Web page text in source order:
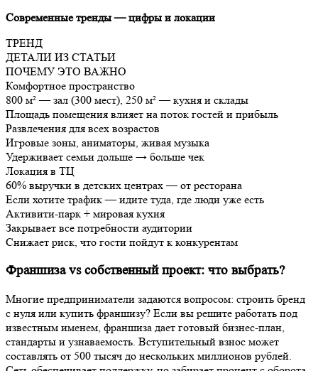
Современные тренды — цифры и локации
ТРЕНД
ДЕТАЛИ ИЗ СТАТЬИ
ПОЧЕМУ ЭТО ВАЖНО
Комфортное пространство
800 м² — зал (300 мест), 250 м² — кухня и склады
Площадь помещения влияет на поток гостей и прибыль
Развлечения для всех возрастов
Игровые зоны, аниматоры, живая музыка
Удерживает семьи дольше → больше чек
Локация в ТЦ
60% выручки в детских центрах — от ресторана
Если хотите трафик — идите туда, где люди уже есть
Активити-парк + мировая кухня
Закрывает все потребности аудитории
Снижает риск, что гости пойдут к конкурентам
Франшиза vs собственный проект: что выбрать?
Многие предприниматели задаются вопросом: строить бренд
с нуля или купить франшизу? Если вы решите работать под
известным именем, франшиза дает готовый бизнес-план
стандарты и узнаваемость. Вступительный взнос может
составлять от 500 тысяч до нескольких миллионов рублей